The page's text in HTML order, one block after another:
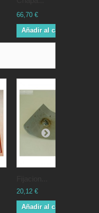
66,70 €
Añadir al carrito
20,12 €
Añadir al carrito